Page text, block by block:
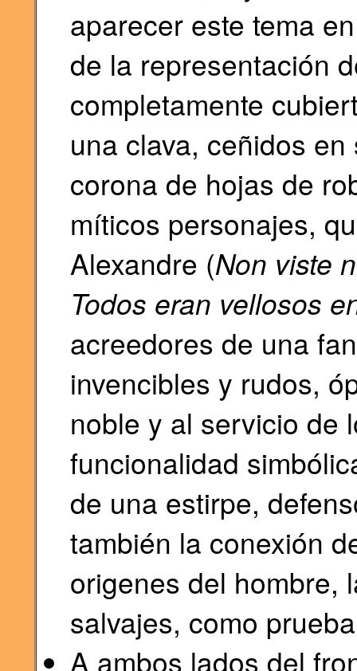
aparecer este tema
de la representación
completamente
una clava, ceñidos
corona de hojas de
míticos personajes,
Alexandre (Non viste
Todos eran vellosos
acreedores de una
invencibles y rudos,
noble y al servicio de
funcionalidad
de una estirpe,
también la conexión
origenes del hombre,
salvajes, como
A ambos lados del